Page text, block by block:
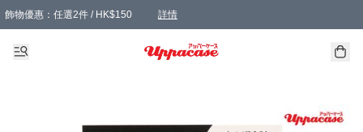
飾物優惠：任選2件 / HK$150 詳情
髮飾優惠：任選2件 / HK$100 詳情
精選襪子優惠：任選3對 / HK$115 詳情
滿額免運：本地訂單滿港幣350元可享免運費優惠